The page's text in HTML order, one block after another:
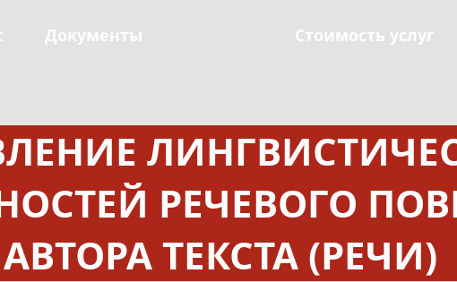
Документы Стоимость услуг
РЕЧЕВОГО
АВТОРА ТЕКСТА (РЕЧИ)